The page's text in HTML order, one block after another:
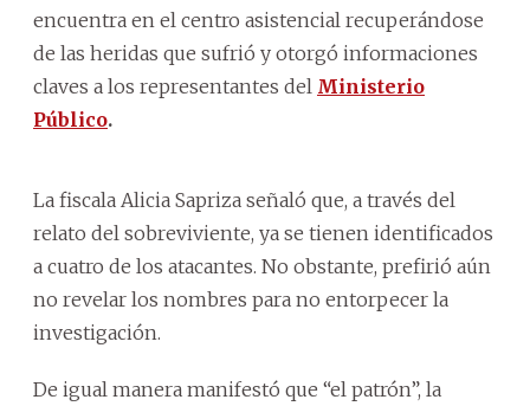
encuentra en el centro asistencial recuperándose
de las heridas que sufrió y otorgó informaciones
claves a los representantes del Ministerio
Público.
La fiscala Alicia Sapriza señaló que, a través del
relato del sobreviviente, ya se tienen identificados
a cuatro de los atacantes. No obstante, prefirió aún
no revelar los nombres para no entorpecer la
investigación.
De igual manera manifestó que “el patrón”, la